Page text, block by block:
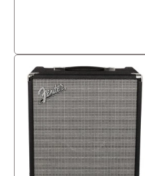
Accessori e
Ricambi per
Amplificatori
(36)
Accessori
e Ricambi
per
Armoniche
(1)